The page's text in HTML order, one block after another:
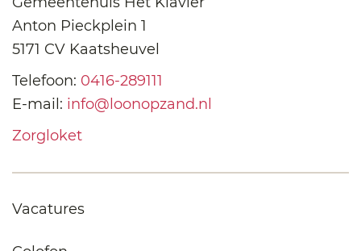
Anton Pieckplein 1
5171 CV Kaatsheuvel
Telefoon: 0416-289111
E-mail: info@loonopzand.nl
Zorgloket
Vacatures